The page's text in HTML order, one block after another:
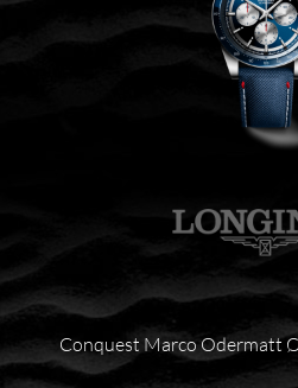
Conquest Marco Odermatt